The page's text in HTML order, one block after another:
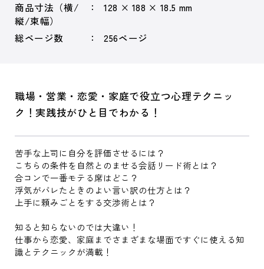
商品寸法（横/
縦/束幅）
128 × 188 × 18.5 mm
総ページ数 256ページ
職場・営業・恋愛・家庭で役立つ心理テクニッ
ク！実践技がひと目でわかる！
苦手な上司に自分を評価させるには？
こちらの条件を自然とのませる会話リード術とは？
合コンで一番モテる席はどこ？
浮気がバレたときのよい言い訳の仕方とは？
上手に頼みごとをする交渉術とは？
知ると知らないのでは大違い！
仕事から恋愛、家庭までさまざまな場面ですぐに使える知
識とテクニックが満載！